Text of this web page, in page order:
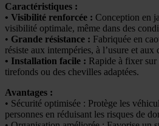
Caractéristiques :
• Visibilité renforcée : Conception en
visibilité optimale, même dans des
• Grande résistance : Fabriquée en
résiste aux intempéries, à l’usure et aux
• Installation facile : Rapide à fixer sur
tirefonds ou des chevilles adaptées.
Avantages :
• Sécurité optimisée : Protège les
personnes en réduisant les risques de